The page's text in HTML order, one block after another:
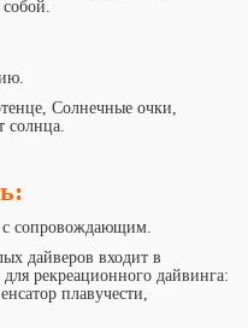
собой.
Солнечные очки,
солнца.
с сопровождающим.
дайверов входит в
рекреационного дайвинга:
плавучести,